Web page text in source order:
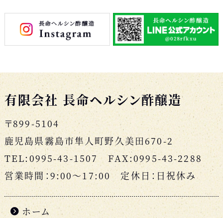
有限会社 長命ヘルシン酢醸造
〒899-5104
鹿児島県霧島市隼人町野久美田670-2
TEL:0995-43-1507 FAX:0995-43-2288
営業時間：9:00〜17:00 定休日：日祝休み
ホーム